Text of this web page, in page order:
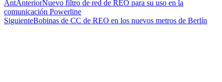
AntAnteriorNuevo filtro de red de REO para su uso en la
comunicación Powerline
SiguienteBobinas de CC de REO en los nuevos metros de Berlín